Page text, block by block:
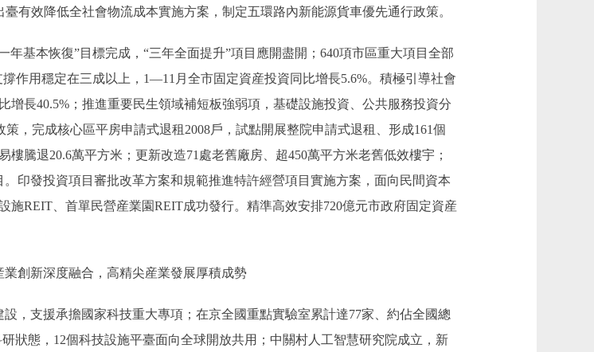
有效降低全社會物流成本實施方案，制定五環路內新能源貨車優先通行政策。
本恢復”目標完成，“三年全面提升”項目應開盡開；640項市區重大項目全部
作用穩定在三成以上，1—11月全市固定資産投資同比增長5.6%。積極引導社會
長40.5%；推進重要民生領域補短板強弱項，基礎設施投資、公共服務投資分
，完成核心區平房申請式退租2008戶，試點開展整院申請式退租、形成161個
騰退20.6萬平方米；更新改造71處老舊廠房、超450萬平方米老舊低效樓宇；
印發投資項目審批改革方案和規範推進特許經營項目實施方案，面向民間資本
施REIT、首單民營産業園REIT成功發行。精準高效安排720億元市政府固定資産
創新深度融合，高精尖産業發展厚積成勢
支援承擔國家科技重大專項；在京全國重點實驗室累計達77家、約佔全國總
狀態，12個科技設施平臺面向全球開放共用；中關村人工智慧研究院成立，新